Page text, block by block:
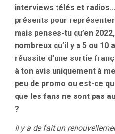
interviews télés et
présents pour
mais penses-tu qu’en
nombreux qu’il y a 5 ou 10
réussite d’une sortie
à ton avis uniquement à
peu de promo ou est-ce
que les fans ne sont pas
?
Il y a de fait un